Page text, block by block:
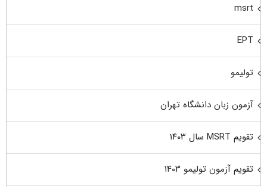
msrt
EPT
تولیمو
آزمون زبان دانشگاه تهران
تقویم MSRT سال ۱۴۰۳
تقویم آزمون تولیمو ۱۴۰۳